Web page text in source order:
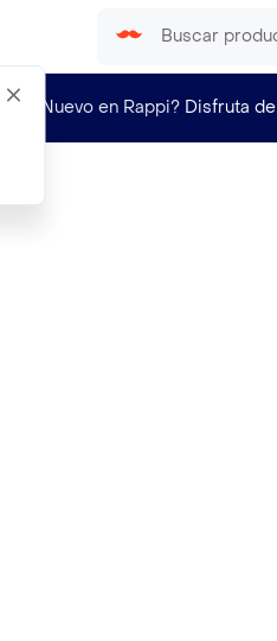
¿Nuevo en Rappi? Disfruta de